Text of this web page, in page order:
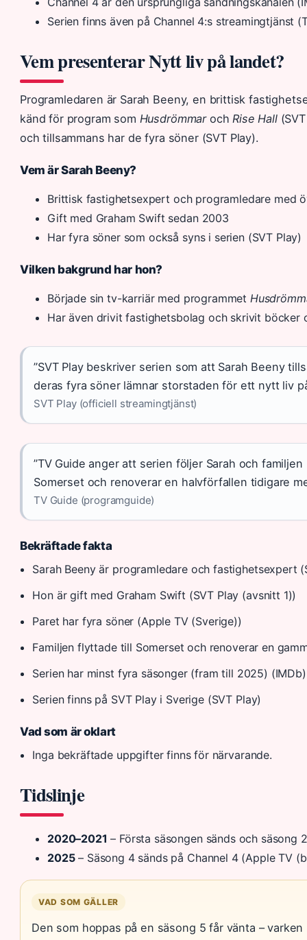
Serien finns även på Channel 4:s streamingtjänst
Vem presenterar Nytt liv på landet?
Programledaren är Sarah Beeny, en brittisk
känd för program som Husdrömmaroch Rise Hall(SVT
och tillsammans har de fyra söner (SVT Play).
Vem är Sarah Beeny?
Brittisk fastighetsexpert och programledare med
Gift med Graham Swift sedan 2003
Har fyra söner som också syns i serien (SVT Play)
Vilken bakgrund har hon?
Började sin tv-karriär med programmet
Har även drivit fastighetsbolag och skrivit böcker
”SVT Play beskriver serien som att Sarah Beeny
deras fyra söner lämnar storstaden för ett nytt liv
SVT Play (officiell streamingtjänst)
”TV Guide anger att serien följer Sarah och
Somerset och renoverar en halvförfallen tidigare
TV Guide (programguide)
Bekräftade fakta
Sarah Beeny är programledare och fastighetsexpert
Hon är gift med Graham Swift (SVT Play (avsnitt 1))
Paret har fyra söner (Apple TV (Sverige))
Familjen flyttade till Somerset och renoverar en
Serien har minst fyra säsonger (fram till 2025) (IMDb)
Serien finns på SVT Play i Sverige (SVT Play)
Vad som är oklart
Inga bekräftade uppgifter finns för närvarande.
Tidslinje
2020–2021 – Första säsongen sänds och säsong
2025– Säsong 4 sänds på Channel 4 (Apple TV
VAD SOM GÄLLER
Den som hoppas på en säsong 5 får vänta –